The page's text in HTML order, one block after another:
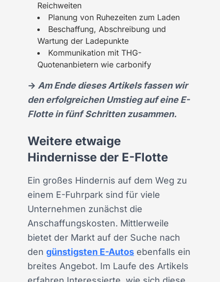
Reichweiten
Planung von Ruhezeiten zum Laden
Beschaffung, Abschreibung und
Wartung der Ladepunkte
Kommunikation mit THG-
Quotenanbietern wie carbonify
→ Am Ende dieses Artikels fassen wir
den erfolgreichen Umstieg auf eine E-
Flotte in fünf Schritten zusammen.
Weitere etwaige
Hindernisse der E-Flotte
Ein großes Hindernis auf dem Weg zu
einem E-Fuhrpark sind für viele
Unternehmen zunächst die
Anschaffungskosten. Mittlerweile
bietet der Markt auf der Suche nach
den günstigsten E-Autos ebenfalls ein
breites Angebot. Im Laufe des Artikels